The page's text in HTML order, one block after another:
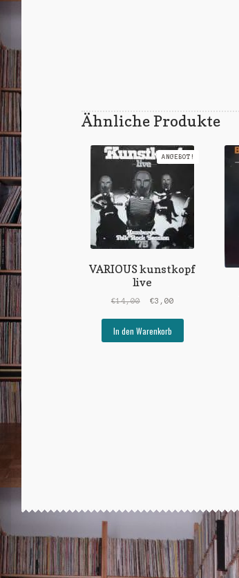
Ähnliche Produkte
VARIOUS kunstkopf
live
ANGEBOT!
€14,00
Ursprünglicher
war:
€3,00
€3,00.
In den Warenkorb